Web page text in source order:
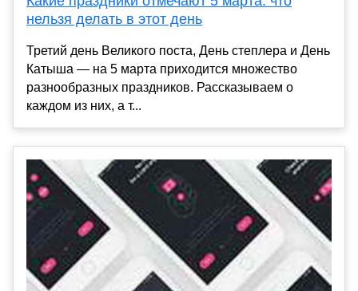
нельзя делать в этот день
Третий день Великого поста, День степлера и День
Катыша — на 5 марта приходится множество
разнообразных праздников. Рассказываем о
каждом из них, а т...